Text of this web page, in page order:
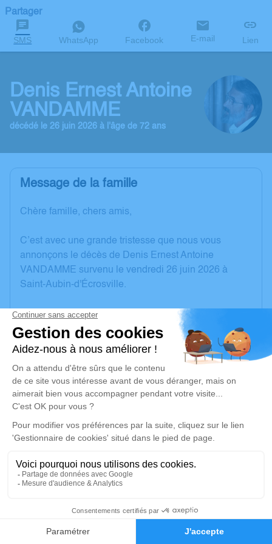
Faire-part Hommages
Partager
SMS WhatsApp Facebook E-mail Lien
Denis Ernest Antoine
VANDAMME
décédé le 26 juin 2026 à l'âge de 72 ans
Message de la famille
Chère famille, chers amis,
C’est avec une grande tristesse que nous vous
annonçons le décès de Denis Ernest Antoine
VANDAMME survenu le vendredi 26 juin 2026 à
Saint-Aubin-d'Écrosville.
Nous vous invitons à utiliser cet espace pour laisser
vos condoléances, partager des photos souvenirs,
une anecdote ou exprimer vos pensées à travers des
poèmes ou des textes. Cet endroit est un lieu
d'expression dédié à honorer la mémoire de Denis
Ernest Antoine VANDAMME.
Un service de plantation d’arbre hommage est
disponible ici.
mardi 07 juillet 2026 à 10h00
Crématorium du Pays d'Eure de Évreux
248, Rue de l'Abbé Lemire